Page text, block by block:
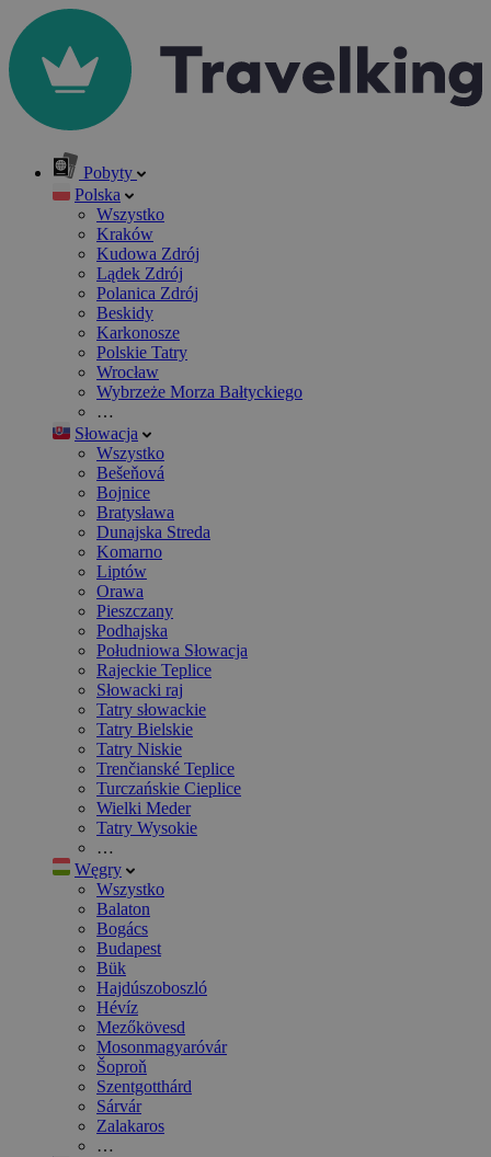
Pobyty
Polska
Wszystko
Kraków
Kudowa Zdrój
Lądek Zdrój
Polanica Zdrój
Beskidy
Karkonosze
Polskie Tatry
Wrocław
Wybrzeże Morza Bałtyckiego
…
Słowacja
Wszystko
Bešeňová
Bojnice
Bratysława
Dunajska Streda
Komarno
Liptów
Orawa
Pieszczany
Podhajska
Południowa Słowacja
Rajeckie Teplice
Słowacki raj
Tatry słowackie
Tatry Bielskie
Tatry Niskie
Trenčianské Teplice
Turczańskie Cieplice
Wielki Meder
Tatry Wysokie
…
Węgry
Wszystko
Balaton
Bogács
Budapest
Bük
Hajdúszoboszló
Hévíz
Mezőkövesd
Mosonmagyaróvár
Šoproň
Szentgotthárd
Sárvár
Zalakaros
…